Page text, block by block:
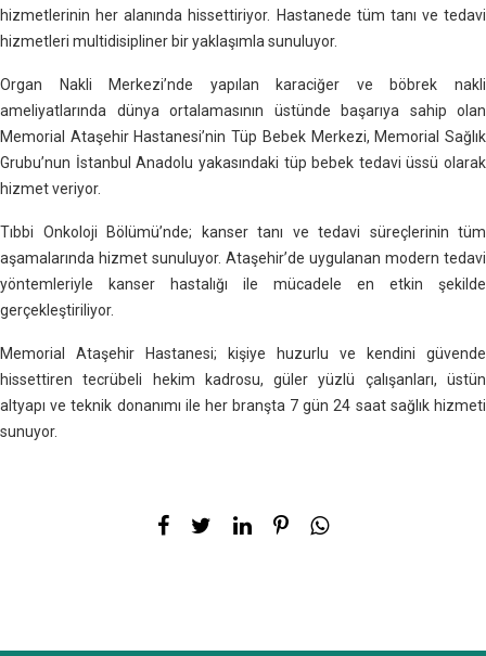
hizmetlerinin her alanında hissettiriyor. Hastanede tüm tanı ve tedavi
hizmetleri multidisipliner bir yaklaşımla sunuluyor.
Organ Nakli Merkezi’nde yapılan karaciğer ve böbrek nakli
ameliyatlarında dünya ortalamasının üstünde başarıya sahip olan
Memorial Ataşehir Hastanesi’nin Tüp Bebek Merkezi, Memorial Sağlık
Grubu’nun İstanbul Anadolu yakasındaki tüp bebek tedavi üssü olarak
hizmet veriyor.
Tıbbi Onkoloji Bölümü’nde; kanser tanı ve tedavi süreçlerinin tüm
aşamalarında hizmet sunuluyor. Ataşehir’de uygulanan modern tedavi
yöntemleriyle kanser hastalığı ile mücadele en etkin şekilde
gerçekleştiriliyor.
Memorial Ataşehir Hastanesi; kişiye huzurlu ve kendini güvende
hissettiren tecrübeli hekim kadrosu, güler yüzlü çalışanları, üstün
altyapı ve teknik donanımı ile her branşta 7 gün 24 saat sağlık hizmeti
sunuyor.